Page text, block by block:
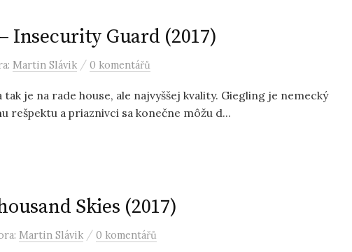
Insecurity Guard (2017)
Martin Slávik / 0 komentářů
je na rade house, ale najvyššej kvality. Giegling je nemecký
rešpektu a priaznivci sa konečne môžu d...
Skies (2017)
Martin Slávik / 0 komentářů